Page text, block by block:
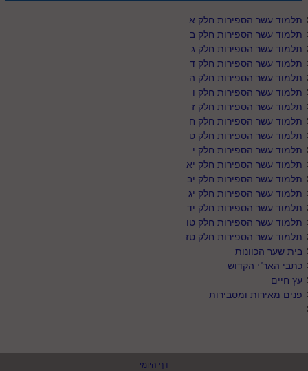
תלמוד עשר הספירות חלק א
תלמוד עשר הספירות חלק ב
תלמוד עשר הספירות חלק ג
תלמוד עשר הספירות חלק ד
תלמוד עשר הספירות חלק ה
תלמוד עשר הספירות חלק ו
תלמוד עשר הספירות חלק ז
תלמוד עשר הספירות חלק ח
תלמוד עשר הספירות חלק ט
תלמוד עשר הספירות חלק י
תלמוד עשר הספירות חלק יא
תלמוד עשר הספירות חלק יב
תלמוד עשר הספירות חלק יג
תלמוד עשר הספירות חלק יד
תלמוד עשר הספירות חלק טו
תלמוד עשר הספירות חלק טז
בית שער הכוונות
כתבי האר"י הקדוש
עץ חיים
פנים מאירות ומסבירות
דף היומי